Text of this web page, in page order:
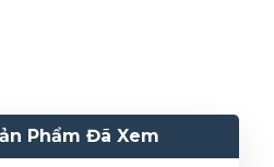
Phẩm Đã Xem